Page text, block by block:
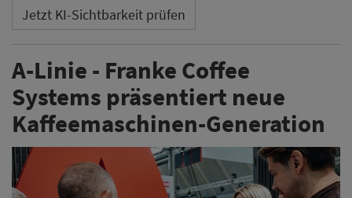
Jetzt KI-Sichtbarkeit prüfen
A-Linie - Franke Coffee
Systems präsentiert neue
Kaffeemaschinen-Generation